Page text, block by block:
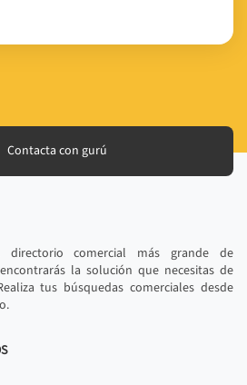
Contacta con gurú
directorio comercial más grande de
la solución que necesitas de
tus búsquedas comerciales desde